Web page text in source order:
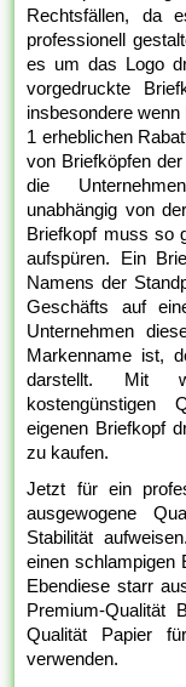
Rechtsfällen, da
professionell
es um das Logo
vorgedruckte
insbesondere
1 erheblichen
von Briefköpfen
die
unabhängig von
Briefkopf muss so
aufspüren. Ein
Namens der
Geschäfts auf
Unternehmen
Markenname ist,
darstellt. Mit
kostengünstigen
eigenen Briefkopf
zu kaufen.
Jetzt für ein
ausgewogene
Stabilität
einen schlampigen
Ebendiese starr
Premium-Qualität
Qualität Papier
verwenden.